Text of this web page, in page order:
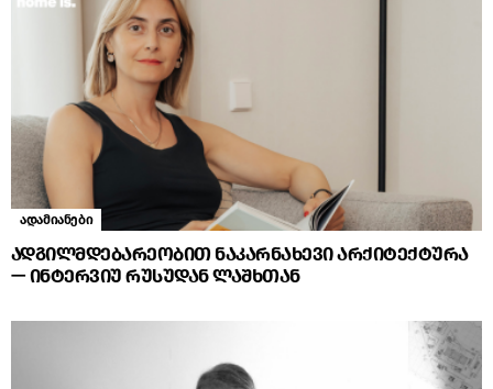
ადამიანები
ადგილმდებარეობით ნაკარნახევი არქიტექტურა
— ინტერვიუ რუსუდან ლაშხთან